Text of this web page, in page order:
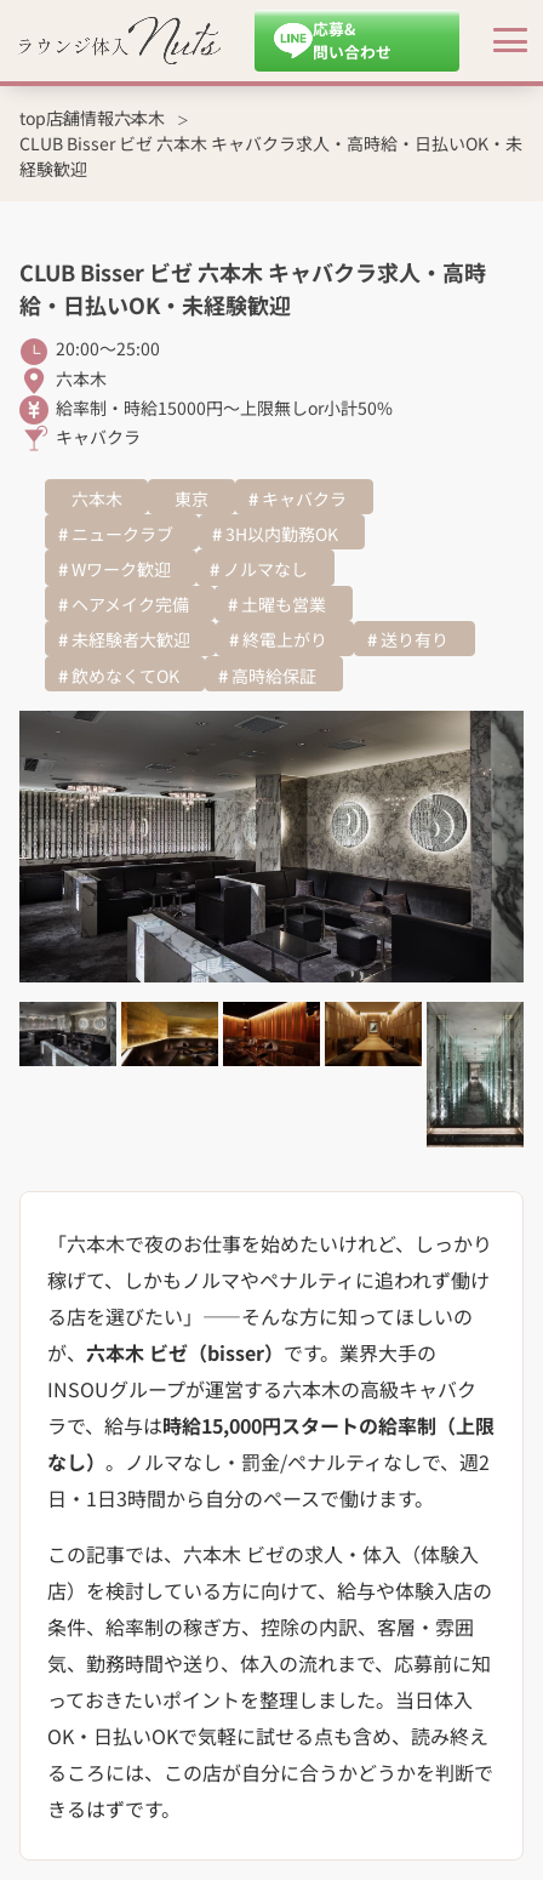
応募&
問い合わせ
top店舗情報六本木
CLUB Bisser ビゼ 六本木 キャバクラ求人・高時給・日払いOK・未
経験歓迎
CLUB Bisser ビゼ 六本木 キャバクラ求人・高時
給・日払いOK・未経験歓迎
20:00〜25:00
六本木
給率制・時給15000円〜上限無しor小計50%
キャバクラ
六本木 東京
キャバクラ
ニュークラブ
3H以内勤務OK
Wワーク歓迎
ノルマなし
ヘアメイク完備
土曜も営業
未経験者大歓迎
終電上がり
送り有り
飲めなくてOK
高時給保証
「六本木で夜のお仕事を始めたいけれど、しっかり
稼げて、しかもノルマやペナルティに追われず働け
る店を選びたい」——そんな方に知ってほしいの
が、六本木 ビゼ（bisser） です。業界大手の
INSOUグループが運営する六本木の高級キャバク
ラで、給与は時給15,000円スタートの給率制（上限
なし）。ノルマなし・罰金/ペナルティなしで、週2
日・1日3時間から自分のペースで働けます。
この記事では、六本木 ビゼの求人・体入（体験入
店）を検討している方に向けて、給与や体験入店の
条件、給率制の稼ぎ方、控除の内訳、客層・雰囲
気、勤務時間や送り、体入の流れまで、応募前に知
っておきたいポイントを整理しました。当日体入
OK・日払いOKで気軽に試せる点も含め、読み終え
るころには、この店が自分に合うかどうかを判断で
きるはずです。